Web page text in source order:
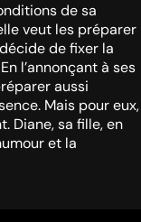
de sa
veut les préparer
de fixer la
l’annonçant à ses
aussi
Mais pour eux,
Diane, sa fille, en
et la